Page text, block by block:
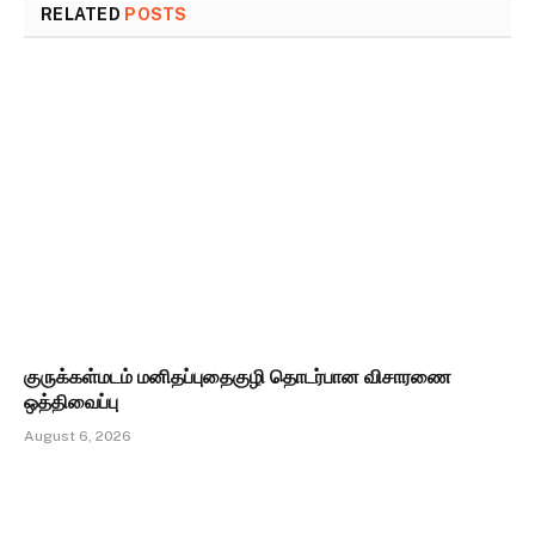
RELATED POSTS
குருக்கள்மடம் மனிதப்புதைகுழி தொடர்பான விசாரணை
ஒத்திவைப்பு
August 6, 2026